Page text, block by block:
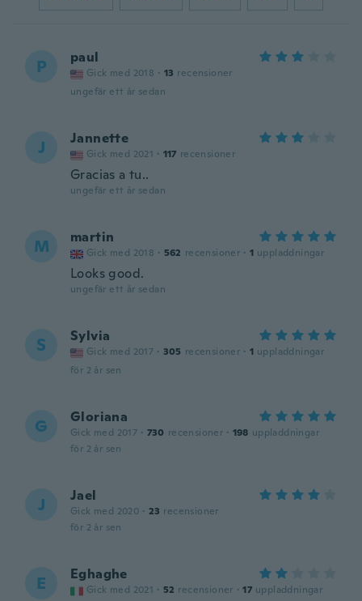
P paul
Gick med 2018 · 13 recensioner
ungefär ett år sedan
J Jannette
Gick med 2021 · 117 recensioner
Gracias a tu..
ungefär ett år sedan
M martin
Gick med 2018 · 562 recensioner · 1 uppladdningar
Looks good.
ungefär ett år sedan
S Sylvia
Gick med 2017 · 305 recensioner · 1 uppladdningar
för 2 år sen
G Gloriana
Gick med 2017 · 730 recensioner · 198 uppladdningar
för 2 år sen
J Jael
Gick med 2020 · 23 recensioner
för 2 år sen
E Eghaghe
Gick med 2021 · 52 recensioner · 17 uppladdningar